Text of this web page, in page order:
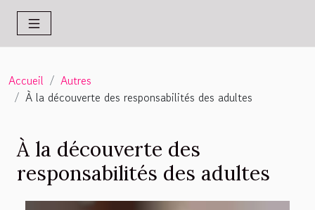
Accueil
Autres
À la découverte des responsabilités des adultes
À la découverte des
responsabilités des adultes